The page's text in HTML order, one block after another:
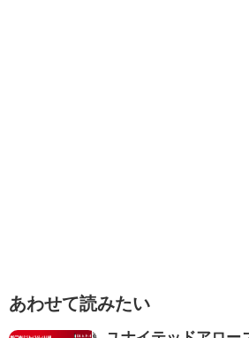
あわせて読みたい